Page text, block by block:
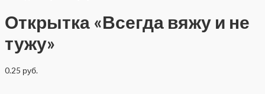
Открытка «Всегда вяжу и не
тужу»
0.25 руб.